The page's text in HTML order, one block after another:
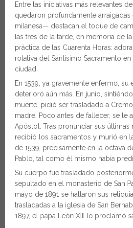
Entre las iniciativas más relevantes
quedaron profundamente arraigadas
milanesa— destacan el toque de
las tres de la tarde, en memoria de
práctica de las Cuarenta Horas:
rotativa del Santísimo Sacramento
ciudad.
En 1539, ya gravemente enfermo, su
deterioró aún más. En junio,
muerte, pidió ser trasladado a
madre. Poco antes de fallecer, se le
Apóstol. Tras pronunciar sus últimas
recibió los sacramentos y murió en
de 1539, precisamente en la octava
Pablo, tal como él mismo había
Su cuerpo fue trasladado
sepultado en el monasterio de San
mayo de 1891 se hallaron sus
trasladadas a la iglesia de San
1897, el papa León XIII lo proclamó